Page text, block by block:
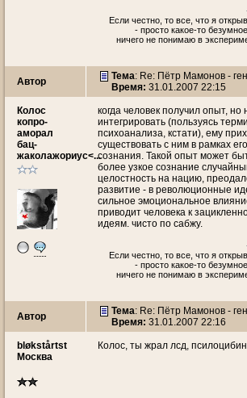
Если честно, то все, что я
- просто какое-то
ничего не понимаю в
Автор Тема: Re: Пётр Мамонов -
Время: 31.01.2007 22:15
Колос
копро-
аморал
бац-
жаколажориус<...
когда человек получил опыт, но
интегрировать (пользуясь
психоанализа, кстати), ему
существовать с ним в рамках
сознания. Такой опыт может
более узкое сознание
целостность на нацию,
развитие - в революционные
сильное эмоциональное
приводит человека к
идеям. чисто по сабжу.
Если честно, то все, что я
- просто какое-то
ничего не понимаю в
Автор Тема: Re: Пётр Мамонов -
Время: 31.01.2007 22:16
bløkstårtst
Москва
Колос, ты жрал лсд,